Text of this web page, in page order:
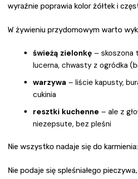
wyraźnie poprawia kolor żółtek i
W żywieniu przydomowym warto
świeżą zielonkę – skoszona
lucerna, chwasty z ogródka
warzywa – liście kapusty,
cukinia
resztki kuchenne – ale z
niezepsute, bez pleśni
Nie wszystko nadaje się do karmienia:
Nie podaje się spleśniałego